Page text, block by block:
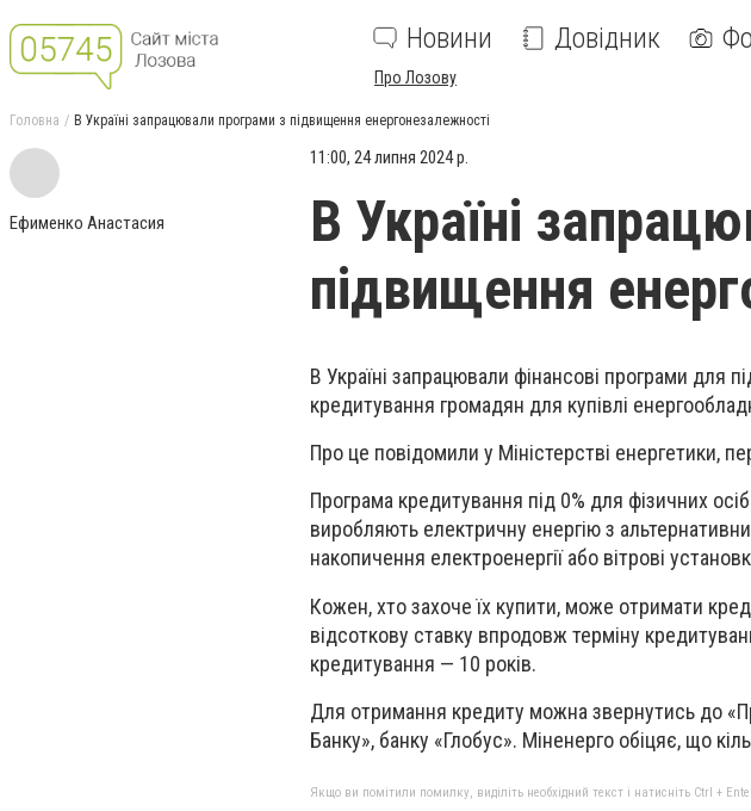
Новини Довідник
Про Лозову
Головна В Україні запрацювали програми з підвищення енергонезалежності
Ефименко Анастасия
11:00, 24 липня 2024 р.
В Україні
підвищення
В Україні запрацювали фінансові програми для
кредитування громадян для купівлі
Про це повідомили у Міністерстві енергетики,
Програма кредитування під 0% для фізичних
виробляють електричну енергію з
накопичення електроенергії або вітрові
Кожен, хто захоче їх купити, може отримати
відсоткову ставку впродовж терміну
кредитування — 10 років.
Для отримання кредиту можна звернутись до
Банку», банку «Глобус». Міненерго обіцяє, що
Якщо ви помітили помилку, виділіть необхідний текст і натисніть Ctrl +